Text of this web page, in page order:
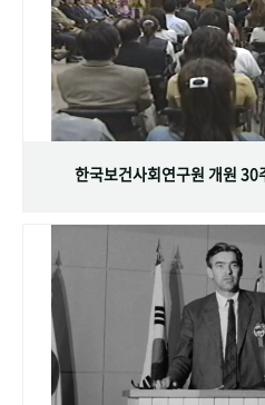
한국보건사회연구원 개원